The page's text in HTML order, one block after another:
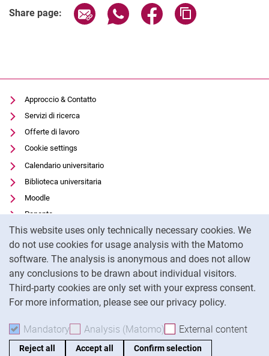
This website uses only technically necessary cookies. We
do not use cookies for usage analysis with the Matomo
software. The analysis is anonymous and does not allow
any conclusions to be drawn about individual visitors.
Third-party cookies are only set with your express consent.
For more information, please see our privacy policy.
Mandatory Accept mandatory cookies
Analysis (Matomo) Accept analysis cookies
External content
Reject all Accept all Confirm selection
Share page: Share page via email
Share page via WhatsApp
Share page via
Approccio & Contatto
Servizi di ricerca
Offerte di lavoro
Cookie settings
Calendario universitario
Biblioteca universitaria
Moodle
Panopto
Protezione dei dati
Accessibilità
Utilizzo trasparente dell'intelligenza artificiale